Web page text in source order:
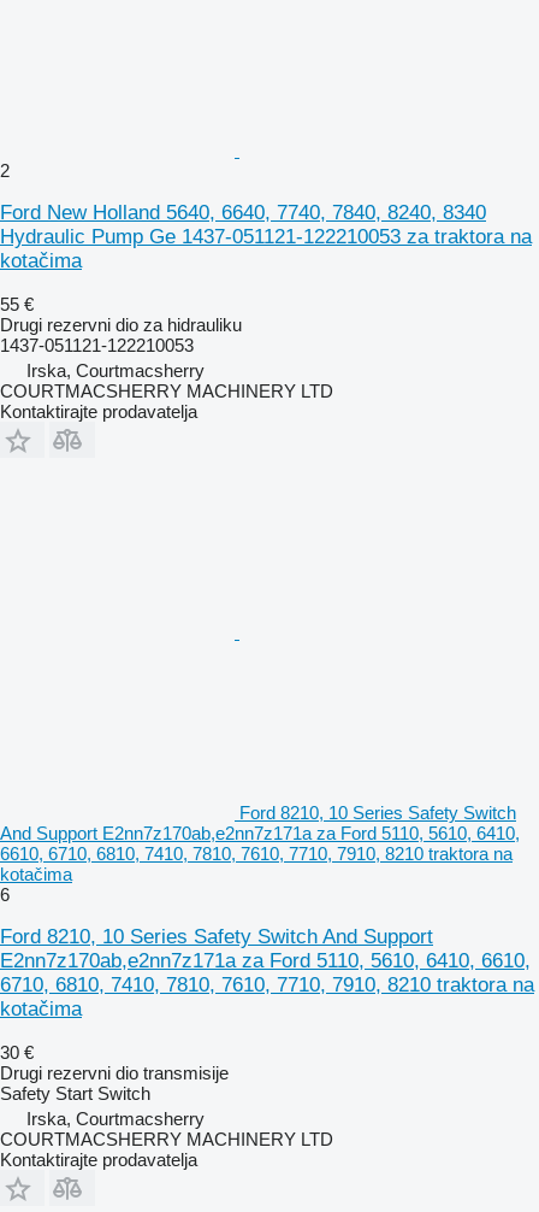
2
Ford New Holland 5640, 6640, 7740, 7840, 8240, 8340
Hydraulic Pump Ge 1437-051121-122210053 za traktora na
kotačima
55 €
Drugi rezervni dio za hidrauliku
1437-051121-122210053
Irska, Courtmacsherry
COURTMACSHERRY MACHINERY LTD
Kontaktirajte prodavatelja
Ford 8210, 10 Series Safety Switch
And Support E2nn7z170ab,e2nn7z171a za Ford 5110, 5610, 6410,
6610, 6710, 6810, 7410, 7810, 7610, 7710, 7910, 8210 traktora na
kotačima
6
Ford 8210, 10 Series Safety Switch And Support
E2nn7z170ab,e2nn7z171a za Ford 5110, 5610, 6410, 6610,
6710, 6810, 7410, 7810, 7610, 7710, 7910, 8210 traktora na
kotačima
30 €
Drugi rezervni dio transmisije
Safety Start Switch
Irska, Courtmacsherry
COURTMACSHERRY MACHINERY LTD
Kontaktirajte prodavatelja